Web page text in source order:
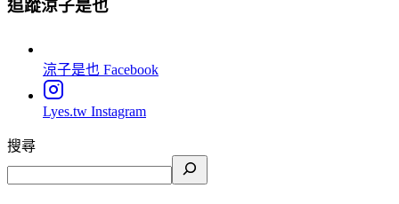
追蹤涼子是也
涼子是也 Facebook
Lyes.tw Instagram
搜尋